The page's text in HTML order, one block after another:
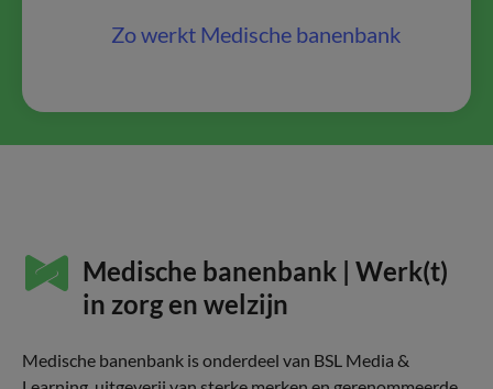
Zo werkt Medische banenbank
Medische banenbank | Werk(t)
in zorg en welzijn
Medische banenbank is onderdeel van BSL Media &